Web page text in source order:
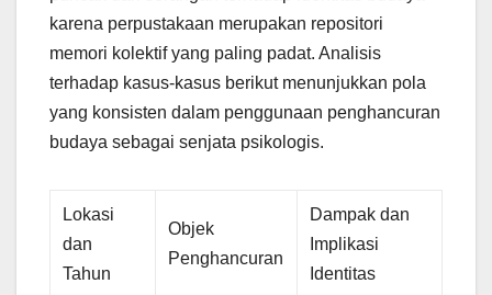
karena perpustakaan merupakan repositori
memori kolektif yang paling padat. Analisis
terhadap kasus-kasus berikut menunjukkan pola
yang konsisten dalam penggunaan penghancuran
budaya sebagai senjata psikologis.
Lokasi
dan
Tahun
Objek
Penghancuran
Dampak dan
Implikasi
Identitas